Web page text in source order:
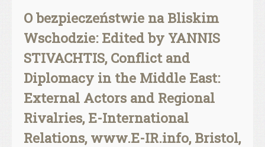
O bezpieczeństwie na Bliskim
Wschodzie: Edited by YANNIS
STIVACHTIS, Conflict and
Diplomacy in the Middle East:
External Actors and Regional
Rivalries, E-International
Relations, www.E-IR.info, Bristol,